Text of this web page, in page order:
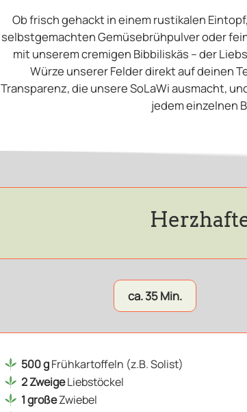
Ob frisch gehackt in einem rustikalen
selbstgemachten Gemüsebrühpulver oder
mit unserem cremigen Bibbiliskäs – der
Würze unserer Felder direkt auf deinen
Transparenz, die unsere SoLaWi ausmacht,
jedem einzelnen
ca. 35 Min.
500 gFrühkartoffeln (z.B. Solist)
2 ZweigeLiebstöckel
1 großeZwiebel